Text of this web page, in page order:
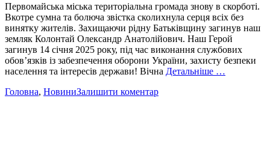
Первомайська міська територіальна громада знову в скорботі.
Вкотре сумна та болюча звістка сколихнула серця всіх без
винятку жителів. Захищаючи рідну Батьківщину загинув наш
земляк Колонтай Олександр Анатолійович. Наш Герой
загинув 14 січня 2025 року, під час виконання службових
обов’язків із забезпечення оборони України, захисту безпеки
населення та інтересів держави! Вічна Детальніше …
Головна, НовиниЗалишити коментар